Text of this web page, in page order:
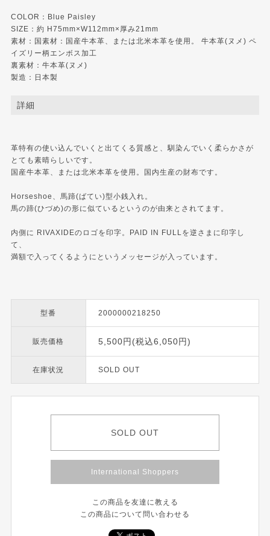
COLOR：Blue Paisley
SIZE：約 H75mm×W112mm×厚み21mm
素材：国素材：国産牛本革、または北米本革を使用。 牛本革(ヌメ) ペ
イズリー柄エンボス加工
裏素材：牛本革(ヌメ)
製造：日本製
詳細
革特有の使い込んでいくと出てくる質感と、馴染んでいく柔らかさが
とても素晴らしいです。
国産牛本革、または北米本革を使用。国内生産の財布です。
Horseshoe、馬蹄(ばてい)型小銭入れ。
馬の蹄(ひづめ)の形に似ているというのが由来とされてます。
内側に RIVAXIDEのロゴを印字。PAID IN FULLを逆さまに印字し
て、
満額で入ってくるようにというメッセージが入っています。
型番 2000000218250
販売価格 5,500円(税込6,050円)
在庫状況 SOLD OUT
SOLD OUT
International Shoppers
この商品を友達に教える
この商品について問い合わせる